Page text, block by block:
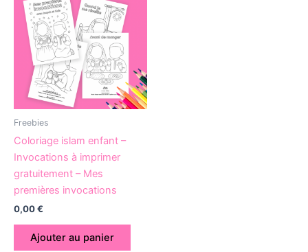
Freebies
Coloriage islam enfant –
Invocations à imprimer
gratuitement – Mes
premières invocations
0,00€
Ajouter au panier